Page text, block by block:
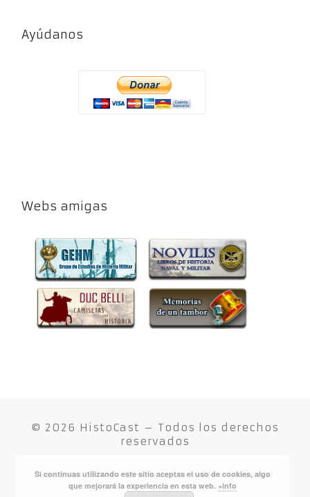
Ayúdanos
Webs amigas
© 2026 HistoCast – Todos los derechos
reservados
Funciona conWP– Diseñado con elTema Customizr
Si continuas utilizando este sitio aceptas el uso de cookies, algo
que mejorará la experiencia en esta web. +info